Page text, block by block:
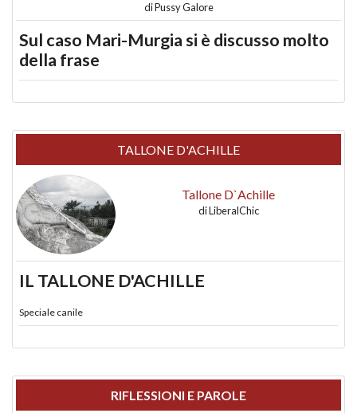
diPussy Galore
Sul caso Mari-Murgia si è discusso molto
della frase
TALLONE D'ACHILLE
Tallone D`Achille
diLiberalChic
IL TALLONE D'ACHILLE
Speciale canile
RIFLESSIONI E PAROLE